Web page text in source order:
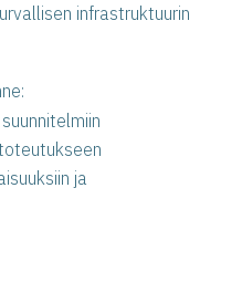
infrastruktuurin
ja